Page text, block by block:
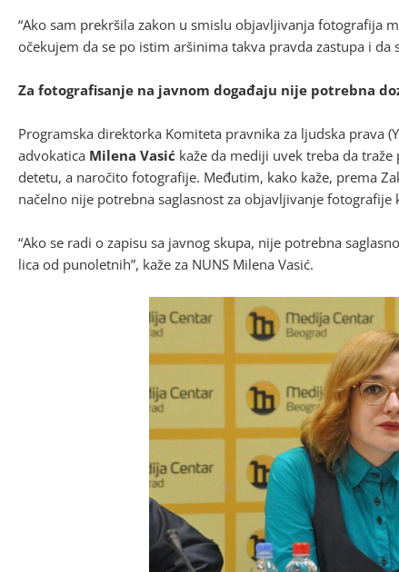
“Ako sam prekršila zakon u smislu objavljivanja fotografija
očekujem da se po istim aršinima takva pravda zastupa i
Za fotografisanje na javnom događaju nije potrebna
Programska direktorka Komiteta pravnika za ljudska prava
advokatica Milena Vasić kaže da mediji uvek treba da
detetu, a naročito fotografije. Međutim, kako kaže, prema
načelno nije potrebna saglasnost za objavljivanje
“Ako se radi o zapisu sa javnog skupa, nije potrebna
lica od punoletnih”, kaže za NUNS Milena Vasić.